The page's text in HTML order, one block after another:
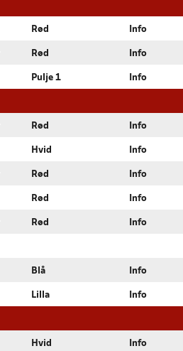
Rød Info
Rød Info
Pulje 1 Info
Rød Info
Hvid Info
Rød Info
Rød Info
Rød Info
Blå Info
Lilla Info
Hvid Info